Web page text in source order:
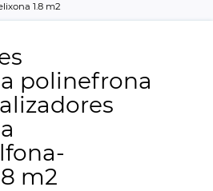
1.8 m2
polinefrona
m2